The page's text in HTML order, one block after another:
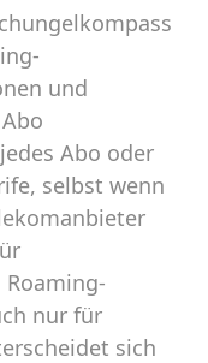
und
Abo oder
selbst wenn
nur für
sich